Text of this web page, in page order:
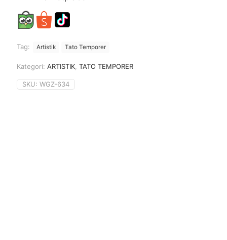
Tag: Artistik Tato Temporer
Kategori: ARTISTIK TATO TEMPORER
SKU: WGZ-634